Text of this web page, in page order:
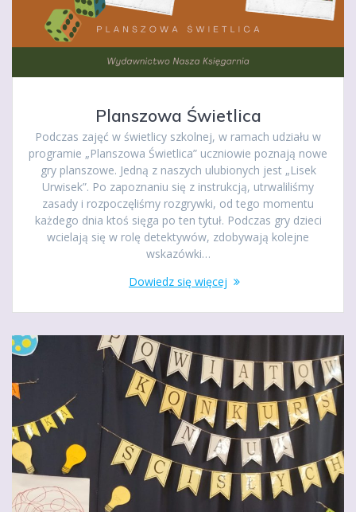
Planszowa Świetlica
Podczas zajęć w świetlicy szkolnej, w ramach udziału w
programie „Planszowa Świetlica” uczniowie poznają nowe
gry planszowe. Jedną z naszych ulubionych jest „Lisek
Urwisek”. Po zapoznaniu się z instrukcją, utrwaliliśmy
zasady i rozpoczęliśmy rozgrywki, od tego momentu
każdego dnia ktoś sięga po ten tytuł. Podczas gry dzieci
wcielają się w rolę detektywów, zdobywają kolejne
wskazówki…
Dowiedz się więcej